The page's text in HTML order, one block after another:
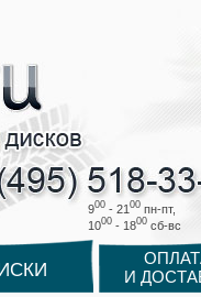
900 - 21 00 пн-пт,
1000 - 1800 cб-вс
И